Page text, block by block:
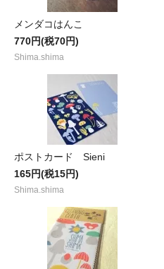
メンダコはんこ
770円(税70円)
Shima.shima
ポストカード Sieni
165円(税15円)
Shima.shima